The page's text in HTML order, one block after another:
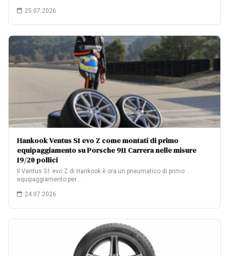
25.07.2026
Hankook Ventus S1 evo Z come montati di primo
equipaggiamento su Porsche 911 Carrera nelle misure
19/20 pollici
Il Ventus S1 evo Z di Hankook è ora un pneumatico di primo
equipaggiamento per…
24.07.2026